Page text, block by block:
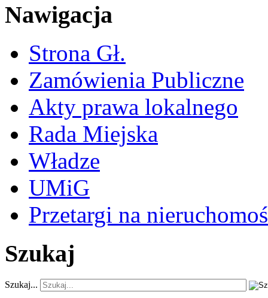
Nawigacja
Strona Gł.
Zamówienia Publiczne
Akty prawa lokalnego
Rada Miejska
Władze
UMiG
Przetargi na
Szukaj
Szukaj...